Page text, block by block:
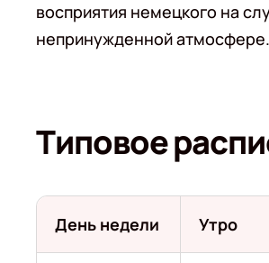
восприятия немецкого на
непринужденной атмосфере.
Типовое
День недели Утро